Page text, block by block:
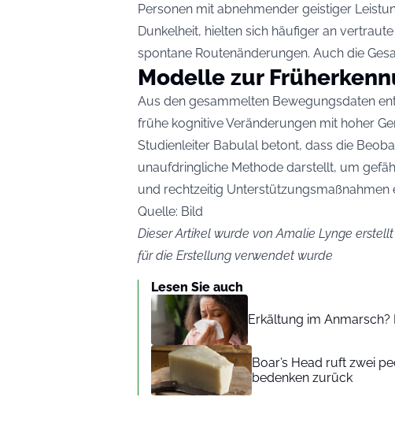
Personen mit abnehmender geistiger
Dunkelheit, hielten sich häufiger an
spontane Routenänderungen. Auch die
Modelle zur
Aus den gesammelten Bewegungsdaten
frühe kognitive Veränderungen mit hoher
Studienleiter Babulal betont, dass die
unaufdringliche Methode darstellt, um
und rechtzeitig Unterstützungsmaßnahmen
Quelle: Bild
Dieser Artikel wurde von Amalie Lynge
für die Erstellung verwendet wurde
Lesen Sie auch
Erkältung im Anmarsch?
Boar’s Head ruft zwei
bedenken zurück